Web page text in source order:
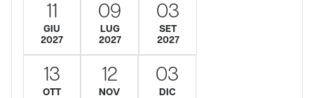
11
GIU
2027
09
LUG
2027
03
SET
2027
13
OTT
12
NOV
03
DIC